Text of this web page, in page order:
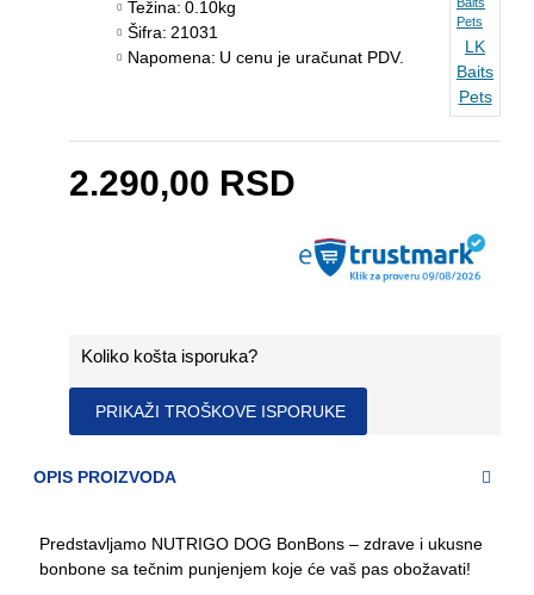
2.290,00 RSD
Težina: 0.10kg
Šifra: 21031
Napomena: U cenu je uračunat PDV.
LK
Baits
Pets
Koliko košta isporuka?
PRIKAŽI TROŠKOVE ISPORUKE
OPIS PROIZVODA
Predstavljamo NUTRIGO DOG BonBons – zdrave i ukusne
bonbone sa tečnim punjenjem koje će vaš pas obožavati!